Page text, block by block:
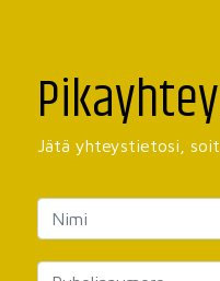
Jätä yhteystietosi,